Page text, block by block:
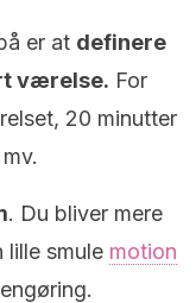
er at definere
værelse. For
20 minutter
. Du bliver mere
lille smule motion